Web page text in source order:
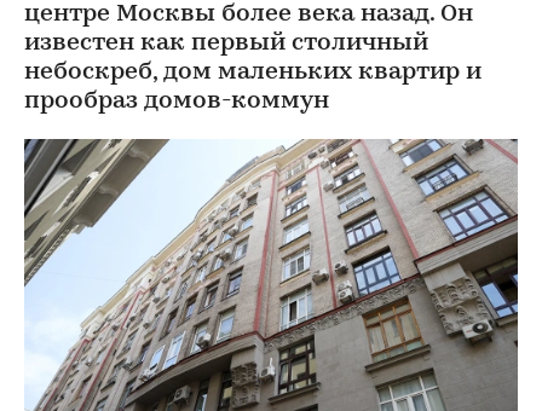
центре Москвы более века назад. Он
известен как первый столичный
небоскреб, дом маленьких квартир и
прообраз домов-коммун